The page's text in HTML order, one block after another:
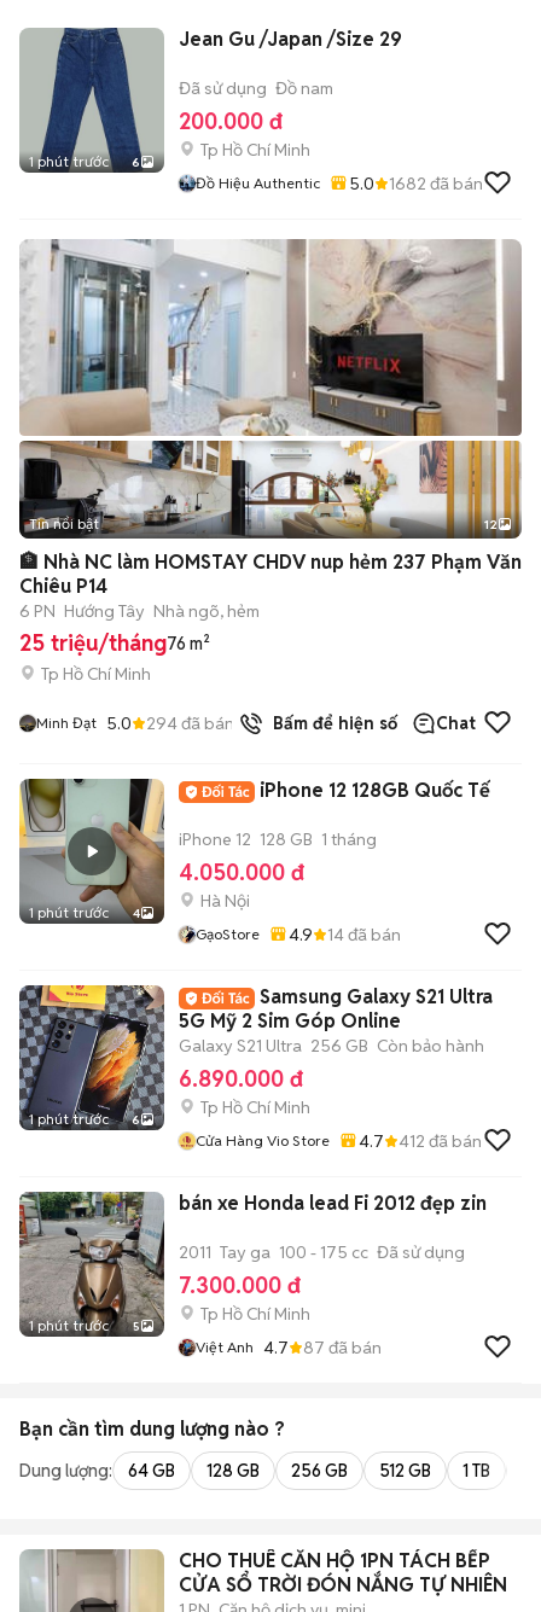
1 phút trước 6
Jean Gu /Japan /Size 29
Đã sử dụng Đồ nam
200.000 đ
Tp Hồ Chí Minh
Đồ Hiệu Authentic 5.0 1682 đã bán
+2
Tin nổi bật 12
🏦 Nhà NC làm HOMSTAY CHDV nup hẻm 237 Phạm Văn
Chiêu P14
6 PN Hướng Tây Nhà ngõ, hẻm
25 triệu/tháng76 m²
Tp Hồ Chí Minh
Minh Đạt 5.0 294đã bán Bấm để hiện số Chat
1 phút trước 4
iPhone 12 128GB Quốc Tế
iPhone 12 128 GB 1 tháng
4.050.000 đ
Hà Nội
GạoStore 4.9 14đã bán
1 phút trước 6
Samsung Galaxy S21 Ultra
5G Mỹ 2 Sim Góp Online
Galaxy S21 Ultra 256 GB Còn bảo hành
6.890.000 đ
Tp Hồ Chí Minh
Cửa Hàng Vio Store 4.7 412 đã bán
1 phút trước 5
bán xe Honda lead Fi 2012 đẹp zin
2011 Tay ga 100 - 175 cc Đã sử dụng
7.300.000 đ
Tp Hồ Chí Minh
Việt Anh 4.7 87 đã bán
Bạn cần tìm dung lượng nào ?
Dung lượng: 64 GB 128 GB 256 GB 512 GB 1 TB
CHO THUÊ CĂN HỘ 1PN TÁCH BẾP
CỬA SỔ TRỜI ĐÓN NẮNG TỰ NHIÊN